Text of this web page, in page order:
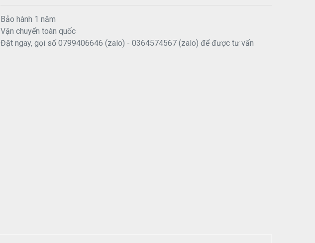
Bảo hành 1 năm
Vận chuyển toàn quốc
Đặt ngay, gọi số 0799406646 (zalo) - 0364574567 (zalo) để được tư vấn